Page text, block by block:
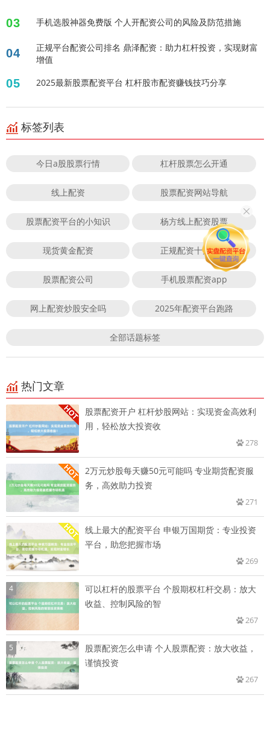
03 手机选股神器免费版 个人开配资公司的风险及防范措施
04
正规平台配资公司排名 鼎泽配资：助力杠杆投资，实现财富
增值
05 2025最新股票配资平台 杠杆股市配资赚钱技巧分享
标签列表
今日a股股票行情 杠杆股票怎么开通
线上配资 股票配资网站导航
股票配资平台的小知识 杨方线上配资股票
现货黄金配资 正规配资十大排名
股票配资公司 手机股票配资app
网上配资炒股安全吗 2025年配资平台跑路
全部话题标签
热门文章
股票配资开户 杠杆炒股网站：实现资金高效利
用，轻松放大投资收
278
2万元炒股每天赚50元可能吗 专业期货配资服
务，高效助力投资
271
线上最大的配资平台 申银万国期货：专业投资
平台，助您把握市场
269
4
可以杠杆的股票平台 个股期权杠杆交易：放大
收益、控制风险的智
267
5
股票配资怎么申请 个人股票配资：放大收益，
谨慎投资
267